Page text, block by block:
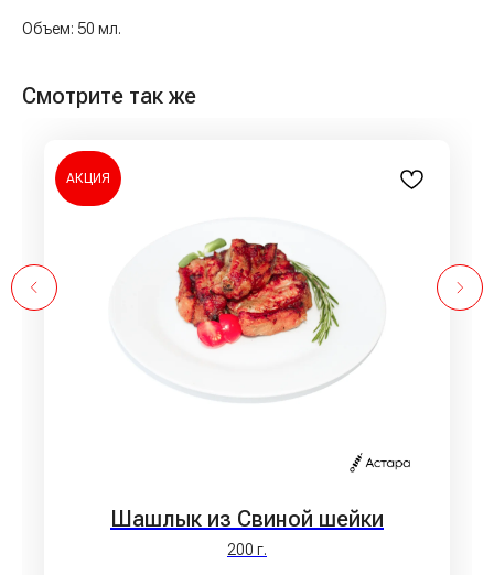
Объем: 50 мл.
Смотрите так же
АКЦИЯ
Шашлык из Свиной шейки
200 г.